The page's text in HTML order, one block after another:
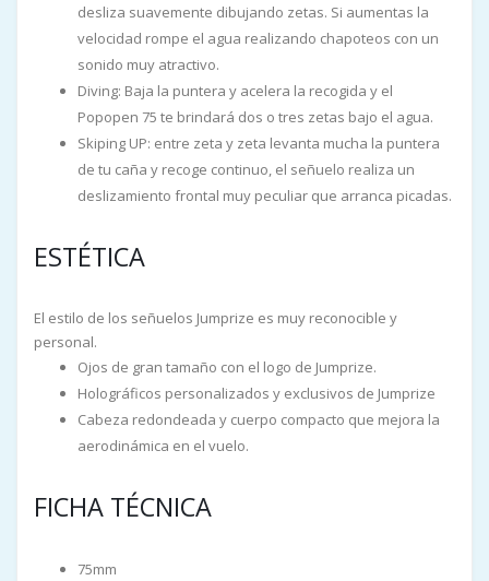
desliza suavemente dibujando zetas. Si aumentas la
velocidad rompe el agua realizando chapoteos con un
sonido muy atractivo.
Diving: Baja la puntera y acelera la recogida y el
Popopen 75 te brindará dos o tres zetas bajo el agua.
Skiping UP: entre zeta y zeta levanta mucha la puntera
de tu caña y recoge continuo, el señuelo realiza un
deslizamiento frontal muy peculiar que arranca picadas.
ESTÉTICA
El estilo de los señuelos Jumprize es muy reconocible y
personal.
Ojos de gran tamaño con el logo de Jumprize.
Holográficos personalizados y exclusivos de Jumprize
Cabeza redondeada y cuerpo compacto que mejora la
aerodinámica en el vuelo.
FICHA TÉCNICA
75mm